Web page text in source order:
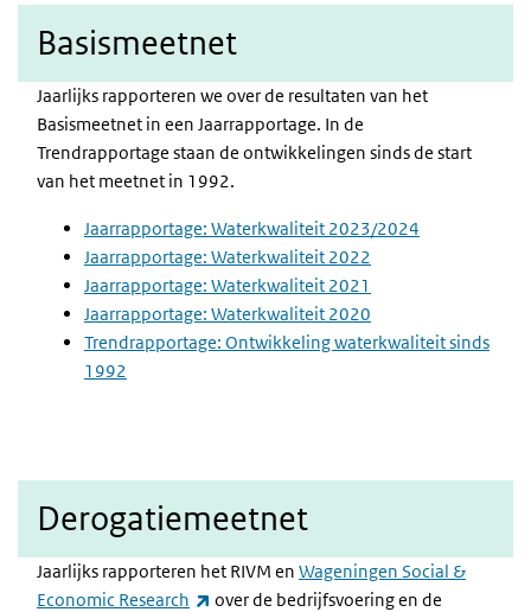
Basismeetnet
Jaarlijks rapporteren we over de resultaten van het
Basismeetnet in een Jaarrapportage. In de
Trendrapportage staan de ontwikkelingen sinds de start
van het meetnet in 1992.
Jaarrapportage: Waterkwaliteit 2023/2024
Jaarrapportage: Waterkwaliteit 2022
Jaarrapportage: Waterkwaliteit 2021
Jaarrapportage: Waterkwaliteit 2020
Trendrapportage: Ontwikkeling waterkwaliteit sinds
1992
Derogatiemeetnet
Jaarlijks rapporteren het RIVM en Wageningen Social &
Economic Research
(externe link)
over de bedrijfsvoering en de